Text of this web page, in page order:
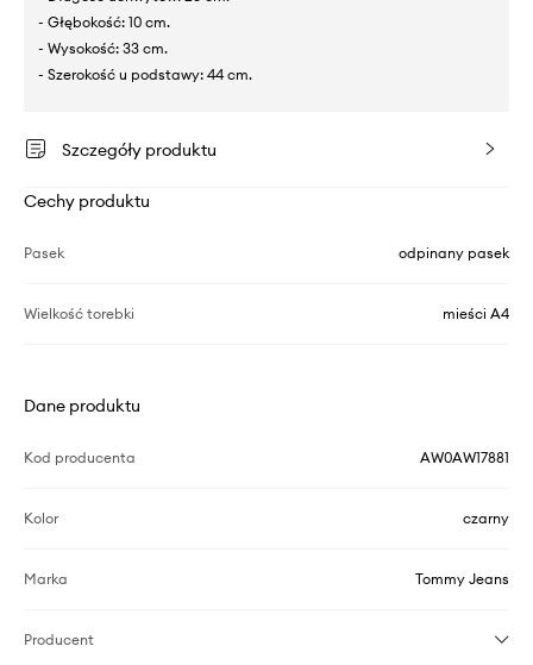
- Głębokość: 10 cm.
- Wysokość: 33 cm.
- Szerokość u podstawy: 44 cm.
Szczegóły produktu
Cechy produktu
Pasek odpinany pasek
Wielkość torebki mieści A4
Dane produktu
Kod producenta AW0AW17881
Kolor czarny
Marka Tommy Jeans
Producent